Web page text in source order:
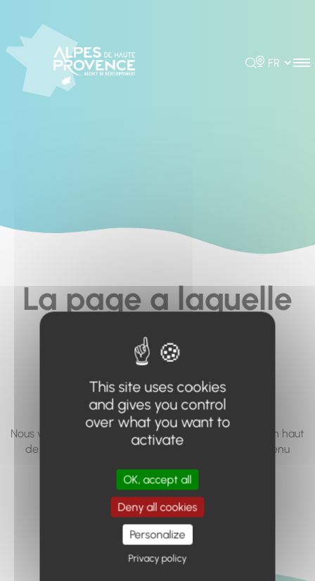
Rechercher
Choisir la
La page a laquelle
vous cherchez à
accéder n'existe
pas... ou plus.
Nous vous invitons à utiliser le moteur de recherche en haut
de page, ou à utiliser le menu pour trouver le contenu
Retour à l'accueil
This site uses cookies
and gives you control
over what you want to
activate
OK, accept all
Deny all cookies
Personalize
Privacy policy